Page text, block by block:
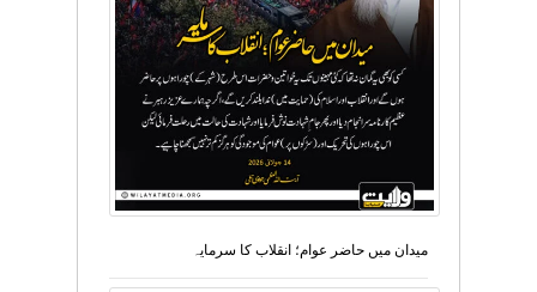
میدان میں حاضر عوام؛ انقلاب کا سرمایہ